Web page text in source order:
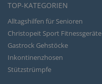
TOP-KATEGORIEN
Alltagshilfen für Senioren
Christopeit Sport Fitnessgeräte
Gastrock Gehstöcke
Inkontinenzhosen
Stützstrümpfe